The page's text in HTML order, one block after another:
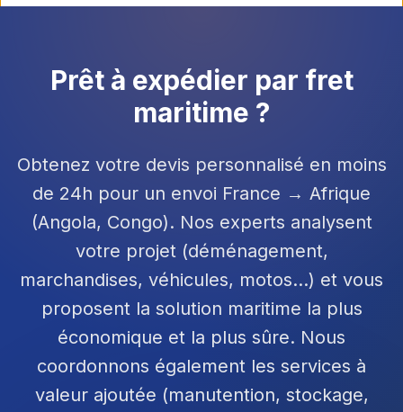
Prêt à expédier par fret
maritime ?
Obtenez votre devis personnalisé en moins
de 24h pour un envoi France → Afrique
(Angola, Congo). Nos experts analysent
votre projet (déménagement,
marchandises, véhicules, motos…) et vous
proposent la solution maritime la plus
économique et la plus sûre. Nous
coordonnons également les services à
valeur ajoutée (manutention, stockage,